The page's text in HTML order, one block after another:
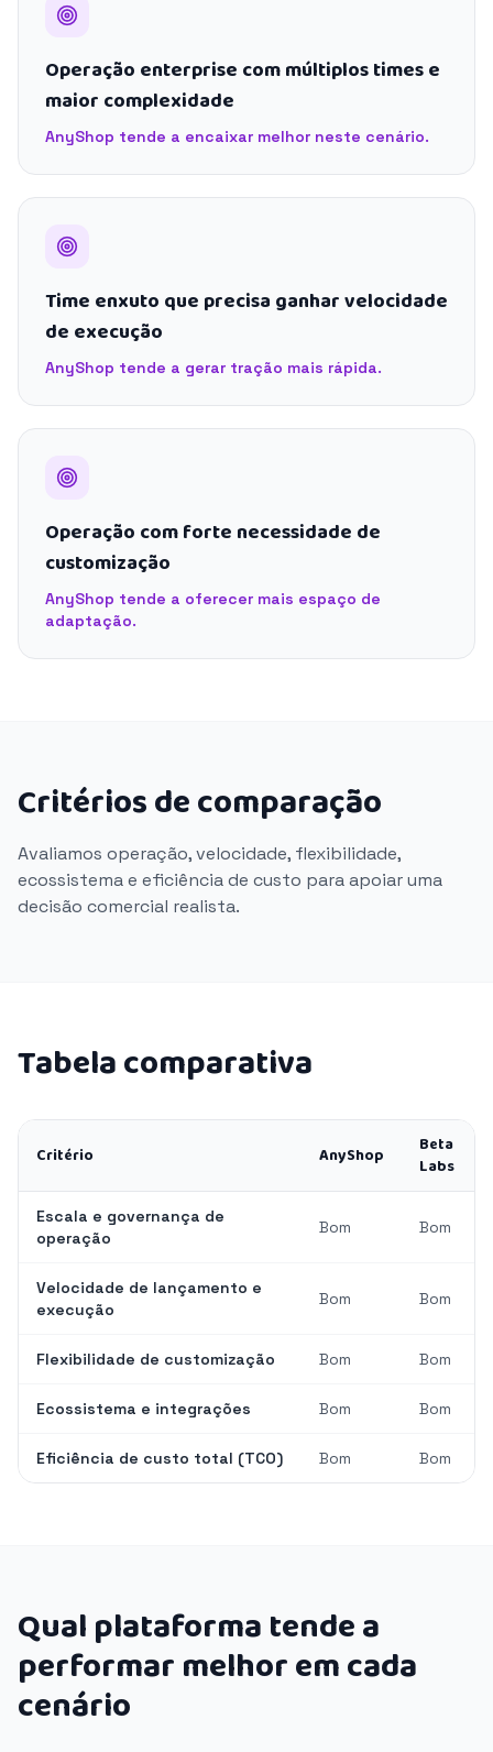
Operação enterprise com múltiplos times e
maior complexidade
AnyShop tende a encaixar melhor neste cenário.
Time enxuto que precisa ganhar velocidade
de execução
AnyShop tende a gerar tração mais rápida.
Operação com forte necessidade de
customização
AnyShop tende a oferecer mais espaço de
adaptação.
Critérios de comparação
Avaliamos operação, velocidade, flexibilidade,
ecossistema e eficiência de custo para apoiar uma
decisão comercial realista.
Tabela comparativa
Critério AnyShop
Beta
Labs
Escala e governança de
operação
Bom Bom
Velocidade de lançamento e
execução
Bom Bom
Flexibilidade de customização Bom Bom
Ecossistema e integrações Bom Bom
Eficiência de custo total (TCO) Bom Bom
Qual plataforma tende a
performar melhor em cada
cenário